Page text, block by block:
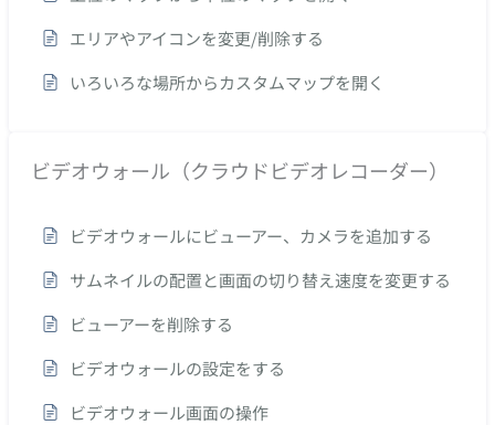
エリアやアイコンを変更/削除する
いろいろな場所からカスタムマップを開く
ビデオウォール（クラウドビデオレコーダー）
ビデオウォールにビューアー、カメラを追加する
サムネイルの配置と画面の切り替え速度を変更する
ビューアーを削除する
ビデオウォールの設定をする
ビデオウォール画面の操作